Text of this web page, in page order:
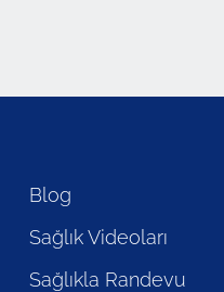
Blog
Sağlık Videoları
Sağlıkla Randevu